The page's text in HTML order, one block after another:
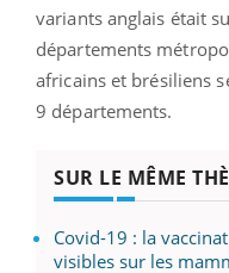
variants anglais était
départements
africains et brésiliens
9 départements.
SUR LE MÊME
Covid-19 : la
visibles sur les